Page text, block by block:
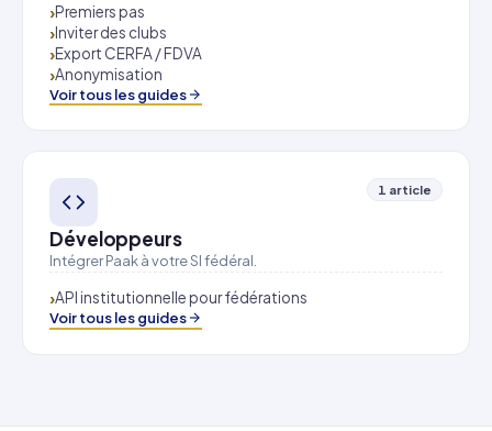
Premiers pas
Inviter des clubs
Export CERFA / FDVA
Anonymisation
Voir tous les guides
1 article
Développeurs
Intégrer Paak à votre SI fédéral.
API institutionnelle pour fédérations
Voir tous les guides